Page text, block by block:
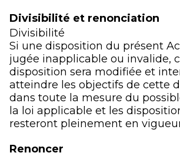
Divisibilité et renonciation
Divisibilité
Si une disposition du présent
jugée inapplicable ou invalide,
disposition sera modifiée et
atteindre les objectifs de cette
dans toute la mesure du
la loi applicable et les
resteront pleinement en
Renoncer